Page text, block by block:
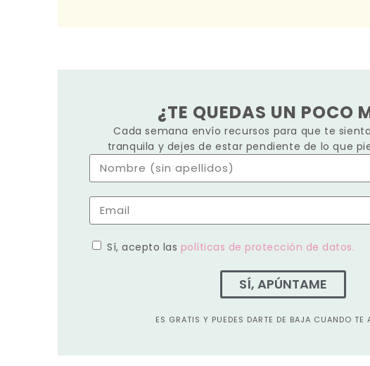
¿TE QUEDAS UN POCO
Cada semana envío recursos para que te
tranquila y dejes de estar pendiente de lo que
Sí, acepto las políticas de protección de datos.
SÍ, APÚNTAME
ES GRATIS Y PUEDES DARTE DE BAJA CUANDO TE